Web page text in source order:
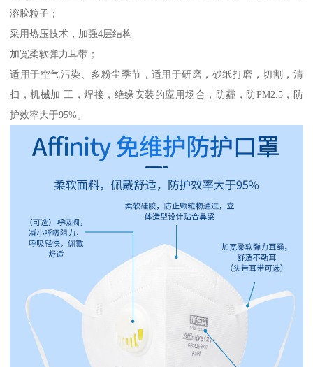
溶胶粒子；
采用热压技术，加强4层结构
加宽柔软弹力耳带；
适用于空气污染、多粉尘季节，适用于研磨，砂纸打磨，切割，清
扫，机械加 工，焊接，绝缘安装的应用场合，防霾，防PM2.5，防
护效率大于95%。